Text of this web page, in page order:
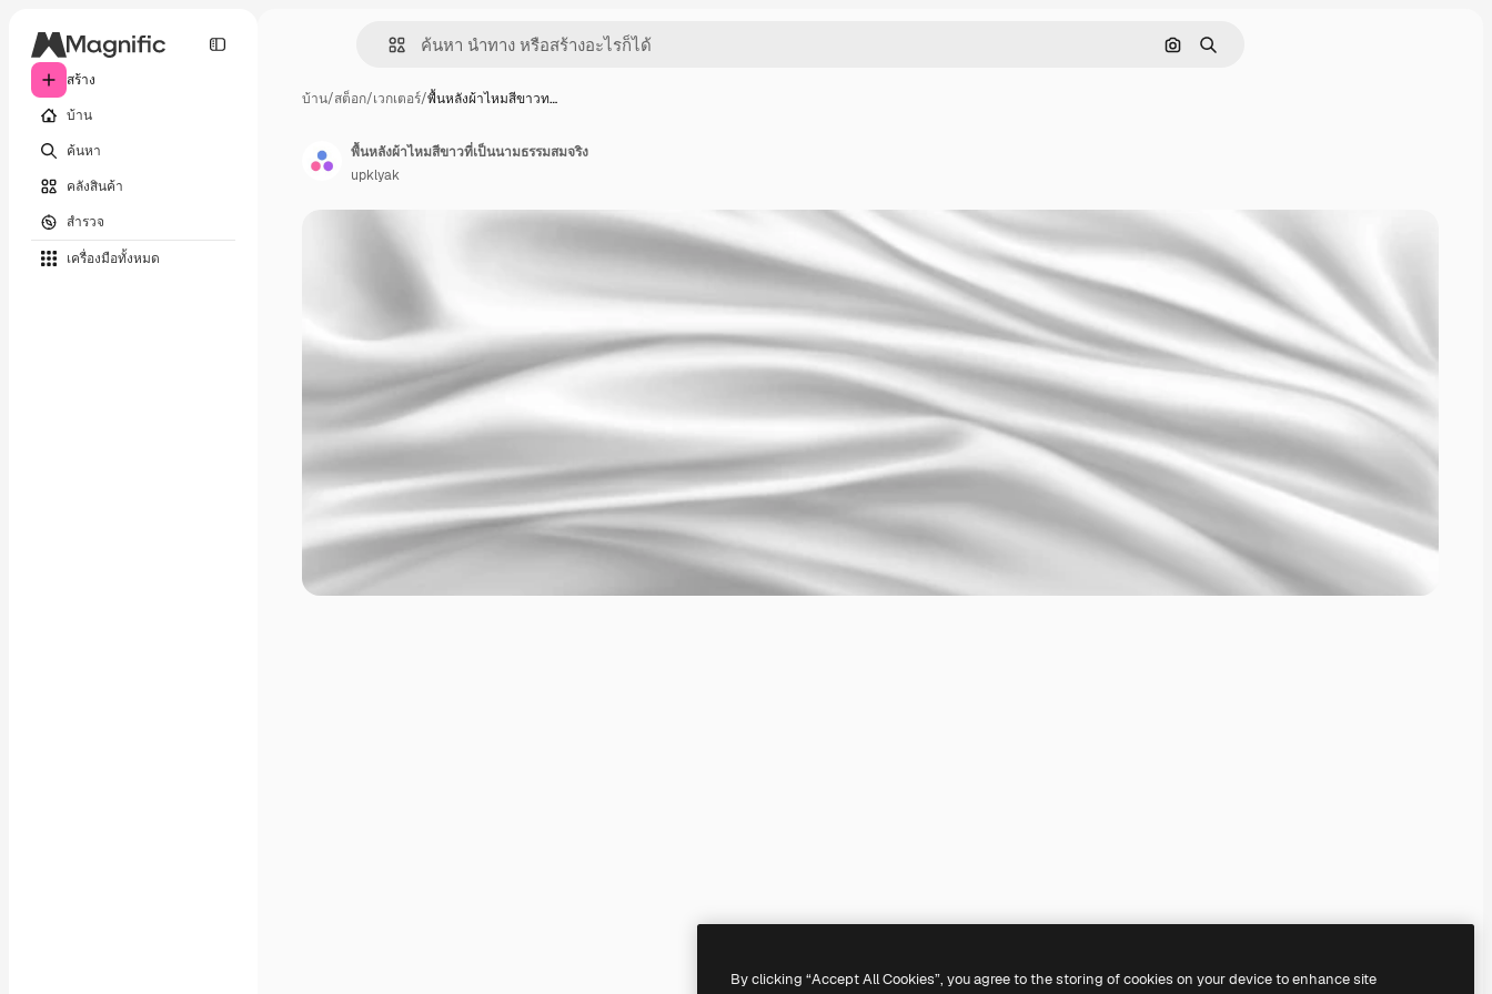
สร้าง
บ้าน
ค้นหา
คลังสินค้า
สำรวจ
เครื่องมือทั้งหมด
ค้นหาตามรูปภาพ
ค้นหา
บ้าน/สต็อก/เวกเตอร์/พื้นหลังผ้าไหมสีขาวท…
พื้นหลังผ้าไหมสีขาวที่เป็นนามธรรมสมจริง
upklyak
By clicking “Accept All Cookies”, you agree to the storing of cookies on your device to enhance site